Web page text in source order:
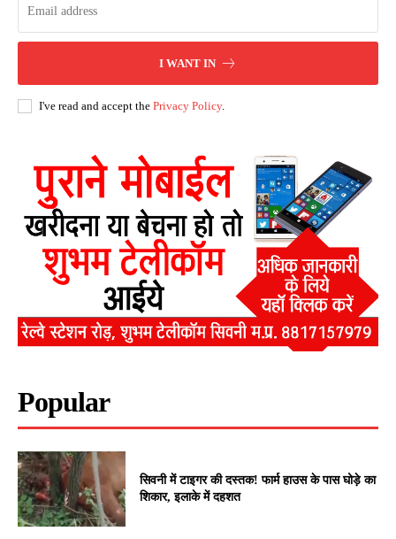
I WANT IN
I've read and accept the Privacy Policy.
Popular
सिवनी में टाइगर की दस्तक! फार्म हाउस के पास घोड़े का
शिकार, इलाके में दहशत